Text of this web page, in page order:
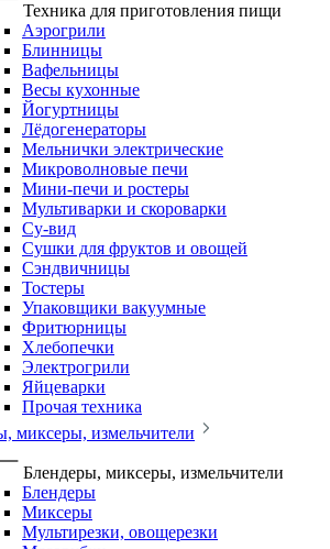
Техника для приготовления пищи
Аэрогрили
Блинницы
Вафельницы
Весы кухонные
Йогуртницы
Лёдогенераторы
Мельнички электрические
Микроволновые печи
Мини-печи и ростеры
Мультиварки и скороварки
Су-вид
Сушки для фруктов и овощей
Сэндвичницы
Тостеры
Упаковщики вакуумные
Фритюрницы
Хлебопечки
Электрогрили
Яйцеварки
Прочая техника
миксеры, измельчители
Блендеры, миксеры, измельчители
Блендеры
Миксеры
Мультирезки, овощерезки